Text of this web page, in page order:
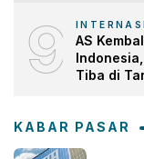
9
AS
Tiba di
KABAR PASAR